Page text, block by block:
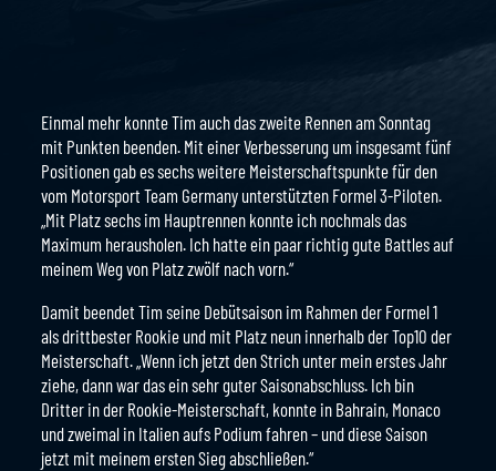
Einmal mehr konnte Tim auch das zweite Rennen am Sonntag
mit Punkten beenden. Mit einer Verbesserung um insgesamt fünf
Positionen gab es sechs weitere Meisterschaftspunkte für den
vom Motorsport Team Germany unterstützten Formel 3-Piloten.
„Mit Platz sechs im Hauptrennen konnte ich nochmals das
Maximum herausholen. Ich hatte ein paar richtig gute Battles auf
meinem Weg von Platz zwölf nach vorn.“
Damit beendet Tim seine Debütsaison im Rahmen der Formel 1
als drittbester Rookie und mit Platz neun innerhalb der Top10 der
Meisterschaft. „Wenn ich jetzt den Strich unter mein erstes Jahr
ziehe, dann war das ein sehr guter Saisonabschluss. Ich bin
Dritter in der Rookie-Meisterschaft, konnte in Bahrain, Monaco
und zweimal in Italien aufs Podium fahren – und diese Saison
jetzt mit meinem ersten Sieg abschließen.“